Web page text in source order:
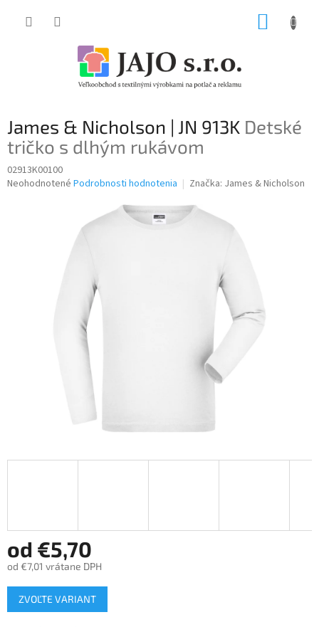
James & Nicholson | JN 913K Detské
tričko s dlhým rukávom
02913K00100
Priemerné
Neohodnotené Podrobnosti hodnotenia Značka: James & Nicholson
od €5,70
od €7,01 vrátane DPH
Jednotková
cena:
ZVOĽTE VARIANT